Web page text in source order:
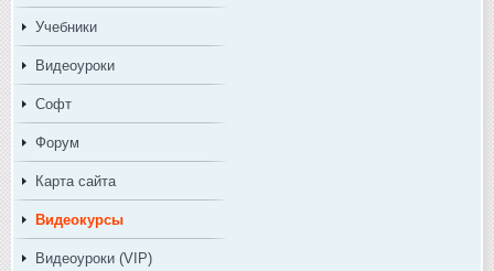
Учебники
Видеоуроки
Софт
Форум
Карта сайта
Видеокурсы
Видеоуроки (VIP)